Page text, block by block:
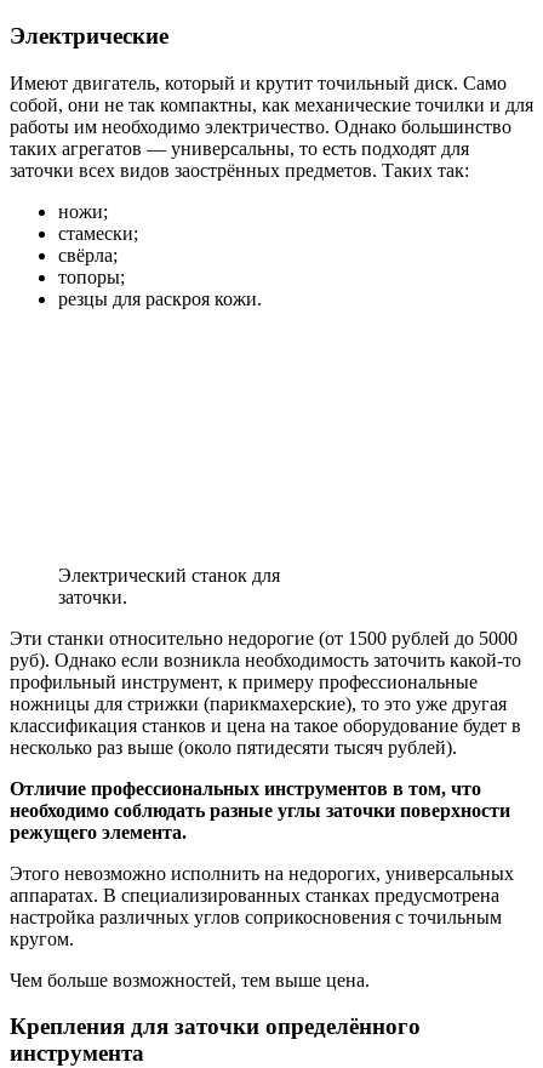
Электрические
Имеют двигатель, который и крутит точильный диск. Само
собой, они не так компактны, как механические точилки и для
работы им необходимо электричество. Однако большинство
таких агрегатов — универсальны, то есть подходят для
заточки всех видов заострённых предметов. Таких так:
ножи;
стамески;
свёрла;
топоры;
резцы для раскроя кожи.
Электрический станок для
заточки.
Эти станки относительно недорогие (от 1500 рублей до 5000
руб). Однако если возникла необходимость заточить какой-то
профильный инструмент, к примеру профессиональные
ножницы для стрижки (парикмахерские), то это уже другая
классификация станков и цена на такое оборудование будет в
несколько раз выше (около пятидесяти тысяч рублей).
Отличие профессиональных инструментов в том, что
необходимо соблюдать разные углы заточки поверхности
режущего элемента.
Этого невозможно исполнить на недорогих, универсальных
аппаратах. В специализированных станках предусмотрена
настройка различных углов соприкосновения с точильным
кругом.
Чем больше возможностей, тем выше цена.
Крепления для заточки определённого
инструмента